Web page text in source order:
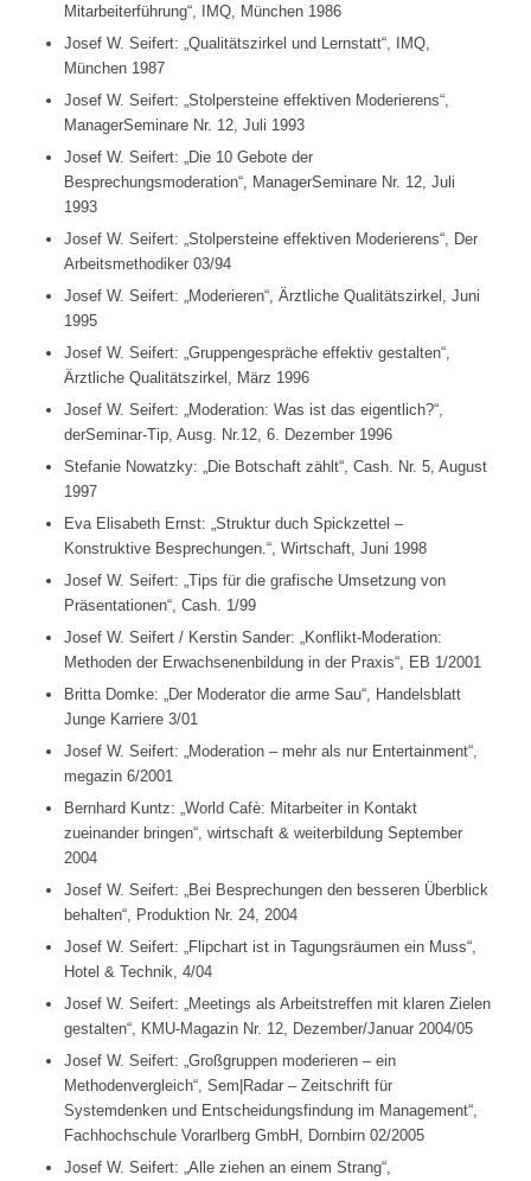
Mitarbeiterführung“, IMQ, München 1986
Josef W. Seifert: „Qualitätszirkel und Lernstatt“, IMQ,
München 1987
Josef W. Seifert: „Stolpersteine effektiven Moderierens“,
ManagerSeminare Nr. 12, Juli 1993
Josef W. Seifert: „Die 10 Gebote der
Besprechungsmoderation“, ManagerSeminare Nr. 12, Juli
1993
Josef W. Seifert: „Stolpersteine effektiven Moderierens“, Der
Arbeitsmethodiker 03/94
Josef W. Seifert: „Moderieren“, Ärztliche Qualitätszirkel, Juni
1995
Josef W. Seifert: „Gruppengespräche effektiv gestalten“,
Ärztliche Qualitätszirkel, März 1996
Josef W. Seifert: „Moderation: Was ist das eigentlich?“,
derSeminar-Tip, Ausg. Nr.12, 6. Dezember 1996
Stefanie Nowatzky: „Die Botschaft zählt“, Cash. Nr. 5, August
1997
Eva Elisabeth Ernst: „Struktur duch Spickzettel –
Konstruktive Besprechungen.“, Wirtschaft, Juni 1998
Josef W. Seifert: „Tips für die grafische Umsetzung von
Präsentationen“, Cash. 1/99
Josef W. Seifert / Kerstin Sander: „Konflikt-Moderation:
Methoden der Erwachsenenbildung in der Praxis“, EB 1/2001
Britta Domke: „Der Moderator die arme Sau“, Handelsblatt
Junge Karriere 3/01
Josef W. Seifert: „Moderation – mehr als nur Entertainment“,
megazin 6/2001
Bernhard Kuntz: „World Cafè: Mitarbeiter in Kontakt
zueinander bringen“, wirtschaft & weiterbildung September
2004
Josef W. Seifert: „Bei Besprechungen den besseren Überblick
behalten“, Produktion Nr. 24, 2004
Josef W. Seifert: „Flipchart ist in Tagungsräumen ein Muss“,
Hotel & Technik, 4/04
Josef W. Seifert: „Meetings als Arbeitstreffen mit klaren Zielen
gestalten“, KMU-Magazin Nr. 12, Dezember/Januar 2004/05
Josef W. Seifert: „Großgruppen moderieren – ein
Methodenvergleich“, Sem|Radar – Zeitschrift für
Systemdenken und Entscheidungsfindung im Management“,
Fachhochschule Vorarlberg GmbH, Dornbirn 02/2005
Josef W. Seifert: „Alle ziehen an einem Strang“,